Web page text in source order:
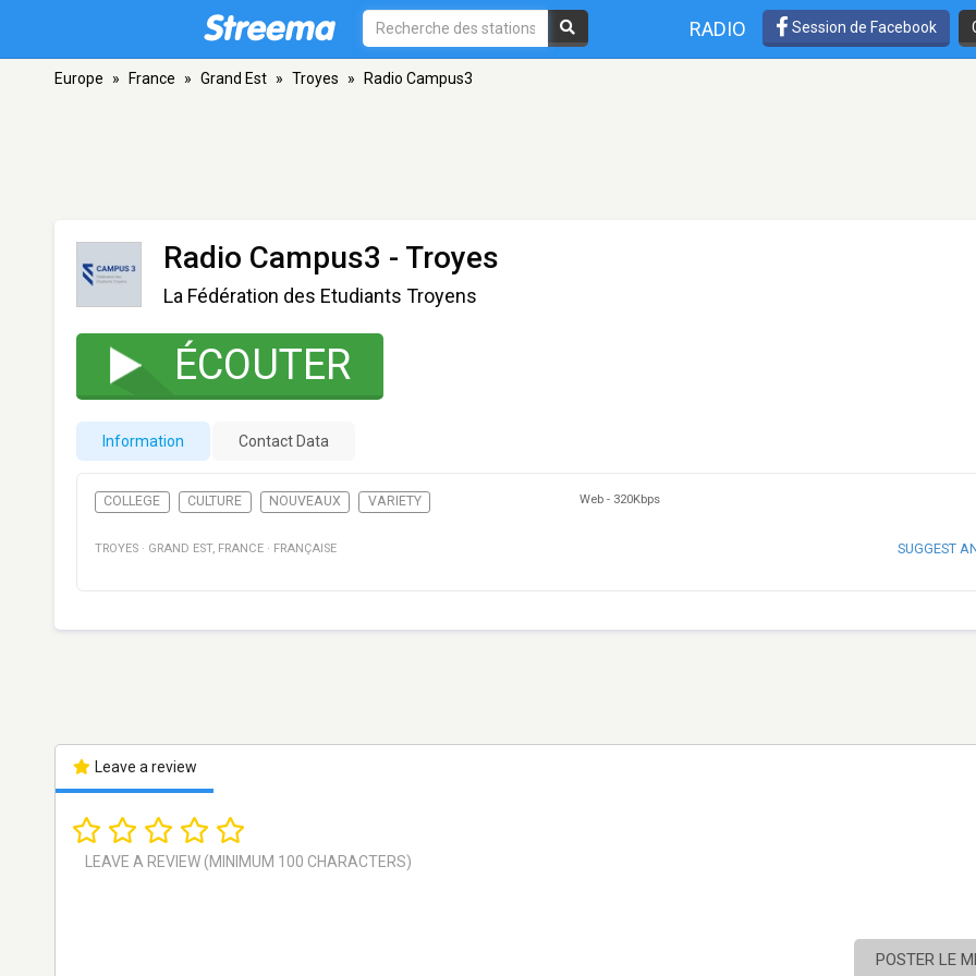
RADIO Session de Facebook
Europe » France » Grand Est » Troyes » Radio Campus3
Radio Campus3 - Troyes
La Fédération des Etudiants Troyens
ÉCOUTER
Information Contact Data
COLLEGE CULTURE NOUVEAUX VARIETY Web - 320Kbps
TROYES · GRAND EST, FRANCE · FRANÇAISE SUGGEST
Leave a review
POSTER LE